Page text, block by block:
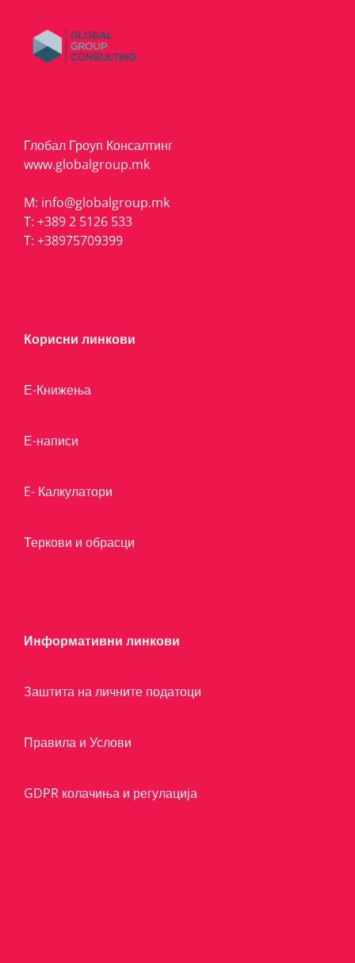
Глобал Гроуп Консалтинг
www.globalgroup.mk
M: info@globalgroup.mk
T: +389 2 5126 533
T: +38975709399
Корисни линкови
Е-Книжења
Е-написи
E- Калкулатори
Теркови и обрасци
Информативни линкови
Заштита на личните податоци
Правила и Услови
GDPR колачиња и регулација